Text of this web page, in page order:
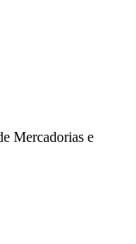
Mercadorias e